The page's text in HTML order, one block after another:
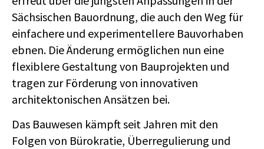
Sächsischen Bauordnung, die auch den Weg für
einfachere und experimentellere Bauvorhaben
ebnen. Die Änderung ermöglichen nun eine
flexiblere Gestaltung von Bauprojekten und
tragen zur Förderung von innovativen
architektonischen Ansätzen bei.
Das Bauwesen kämpft seit Jahren mit den
Folgen von Bürokratie, Überregulierung und